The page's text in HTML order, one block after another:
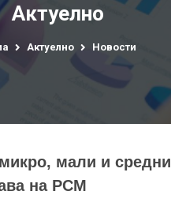
Актуелно
Актуелно Новости
мали и средни
на РСМ